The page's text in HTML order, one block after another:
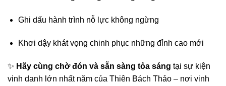
Ghi dấu hành trình nỗ lực không ngừng
Khơi dậy khát vọng chinh phục những đỉnh cao mới
✨ Hãy cùng chờ đón và sẵn sàng tỏa sáng tại sự kiện
vinh danh lớn nhất năm của Thiên Bách Thảo – nơi vinh